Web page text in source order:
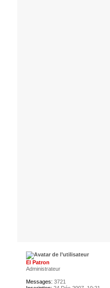
El Patron
Administrateur
Messages: 3721